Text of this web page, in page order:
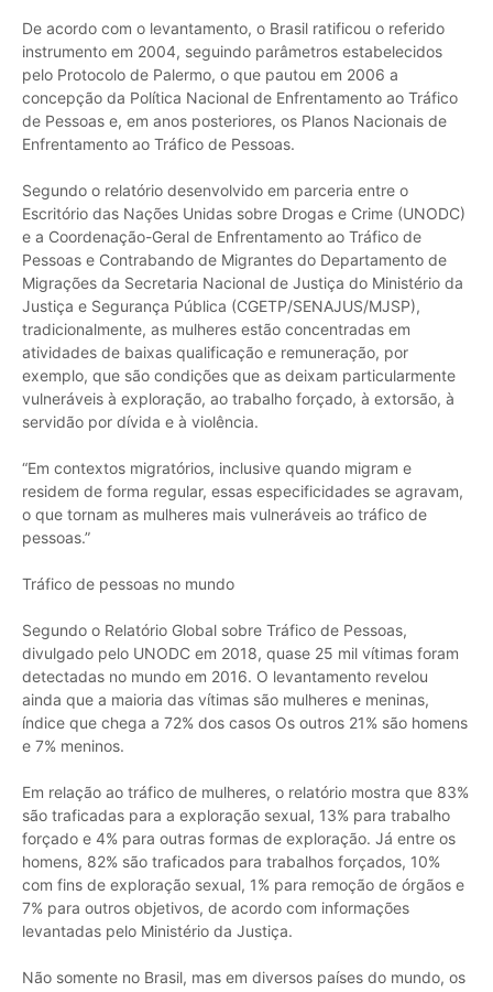
De acordo com o levantamento, o Brasil ratificou o referido
instrumento em 2004, seguindo parâmetros estabelecidos
pelo Protocolo de Palermo, o que pautou em 2006 a
concepção da Política Nacional de Enfrentamento ao Tráfico
de Pessoas e, em anos posteriores, os Planos Nacionais de
Enfrentamento ao Tráfico de Pessoas.
Segundo o relatório desenvolvido em parceria entre o
Escritório das Nações Unidas sobre Drogas e Crime (UNODC)
e a Coordenação-Geral de Enfrentamento ao Tráfico de
Pessoas e Contrabando de Migrantes do Departamento de
Migrações da Secretaria Nacional de Justiça do Ministério da
Justiça e Segurança Pública (CGETP/SENAJUS/MJSP),
tradicionalmente, as mulheres estão concentradas em
atividades de baixas qualificação e remuneração, por
exemplo, que são condições que as deixam particularmente
vulneráveis à exploração, ao trabalho forçado, à extorsão, à
servidão por dívida e à violência.
“Em contextos migratórios, inclusive quando migram e
residem de forma regular, essas especificidades se agravam,
o que tornam as mulheres mais vulneráveis ao tráfico de
pessoas.”
Tráfico de pessoas no mundo
Segundo o Relatório Global sobre Tráfico de Pessoas,
divulgado pelo UNODC em 2018, quase 25 mil vítimas foram
detectadas no mundo em 2016. O levantamento revelou
ainda que a maioria das vítimas são mulheres e meninas,
índice que chega a 72% dos casos Os outros 21% são homens
e 7% meninos.
Em relação ao tráfico de mulheres, o relatório mostra que 83%
são traficadas para a exploração sexual, 13% para trabalho
forçado e 4% para outras formas de exploração. Já entre os
homens, 82% são traficados para trabalhos forçados, 10%
com fins de exploração sexual, 1% para remoção de órgãos e
7% para outros objetivos, de acordo com informações
levantadas pelo Ministério da Justiça.
Não somente no Brasil, mas em diversos países do mundo, os